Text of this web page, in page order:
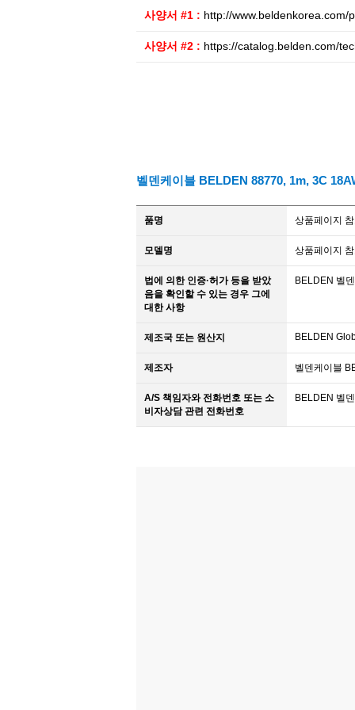
사양서 #1 : http://www.beldenkorea.com/
사양서 #2 : https://catalog.belden.com/
벨덴케이블 BELDEN 88770, 1m, 3C
품명 상품페이지
모델명 상품페이지
법에 의한 인증·허가 등을 받았
음을 확인할 수 있는 경우 그에
대한 사항
BELDEN 벨
제조국 또는 원산지 BELDEN
제조자 벨덴케이블
A/S 책임자와 전화번호 또는 소
비자상담 관련 전화번호
BELDEN 벨